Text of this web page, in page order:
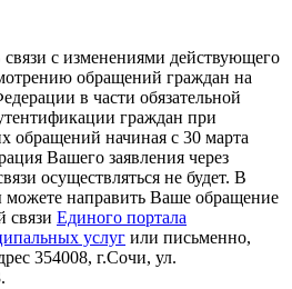
с изменениями действующего
обращений граждан на
в части обязательной
граждан при
обращений начиная с 30 марта
Вашего заявления через
осуществляться не будет. В
можете направить Ваше обращение
связи Единого портала
услуг или письменно,
354008, г.Сочи, ул.